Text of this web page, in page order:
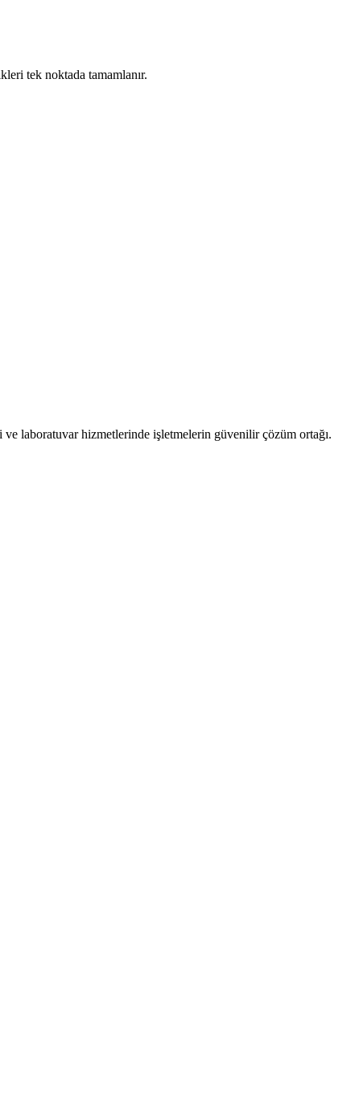
tek noktada tamamlanır.
laboratuvar hizmetlerinde işletmelerin güvenilir çözüm ortağı.